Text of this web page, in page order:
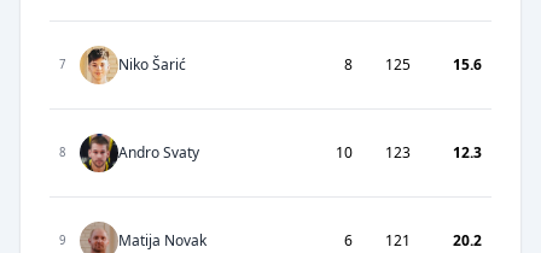
7 Niko Šarić 8 125 15.6
8 Andro Svaty 10 123 12.3
9 Matija Novak 6 121 20.2